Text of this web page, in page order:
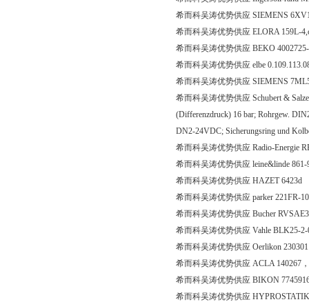
希而科吴涛优势供应 SIEMENS
希而科吴涛优势供应 ELORA 159L-
希而科吴涛优势供应 BEKO
希而科吴涛优势供应 elbe
希而科吴涛优势供应 SIEMENS
希而科吴涛优势供应 Schubert &
(Differenzdruck) 16 bar; Rohrgew.
DN2-24VDC; Sicherungsring und
希而科吴涛优势供应 Radio-Energie
希而科吴涛优势供应 leine&linde 861-
希而科吴涛优势供应 HAZET 6423d
希而科吴涛优势供应 parker 221FR-
希而科吴涛优势供应 Bucher
希而科吴涛优势供应 Vahle BLK25-
希而科吴涛优势供应 Oerlikon
希而科吴涛优势供应 ACLA 140267
希而科吴涛优势供应 BIKON
希而科吴涛优势供应